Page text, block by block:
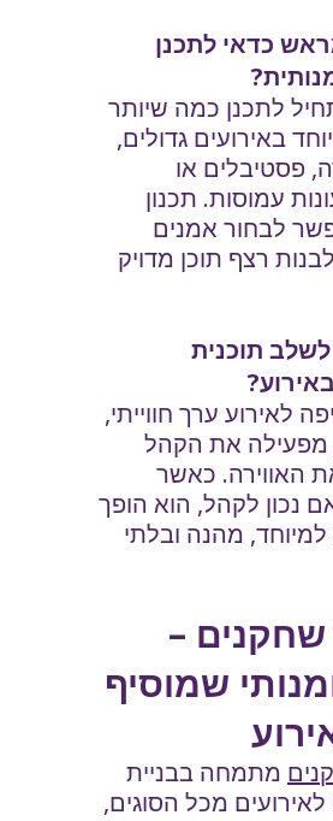
כדאי לתכנן
לתכנן כמה שיותר
באירועים גדולים,
פסטיבלים או
עמוסות. תכנון
לבחור אמנים
רצף תוכן מדויק
תוכנית
לאירוע ערך חווייתי,
מפעילה את הקהל
האווירה. כאשר
נכון לקהל, הוא הופך
מהנה ובלתי
–
שמוסיף
מתמחה בבניית
לאירועים מכל הסוגים,